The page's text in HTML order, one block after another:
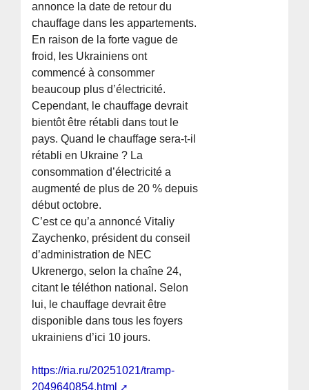
annonce la date de retour du
chauffage dans les appartements.
En raison de la forte vague de
froid, les Ukrainiens ont
commencé à consommer
beaucoup plus d’électricité.
Cependant, le chauffage devrait
bientôt être rétabli dans tout le
pays. Quand le chauffage sera-t-il
rétabli en Ukraine ? La
consommation d’électricité a
augmenté de plus de 20 % depuis
début octobre.
C’est ce qu’a annoncé Vitaliy
Zaychenko, président du conseil
d’administration de NEC
Ukrenergo, selon la chaîne 24,
citant le téléthon national. Selon
lui, le chauffage devrait être
disponible dans tous les foyers
ukrainiens d’ici 10 jours.
https://ria.ru/20251021/tramp-
2049640854.html